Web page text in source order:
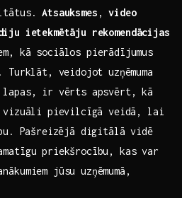
Atsauksmes ,video⁢
ietekmētāju rekomendācijas
kā sociālos pierādījumus
veidojot‌ uzņēmuma
lapas, ir vērts apsvērt, kā
vizuāli pievilcīgā veidā, lai
Pašreizējā digitālā vidē
priekšrocību, kas var
jūsu uzņēmumā,